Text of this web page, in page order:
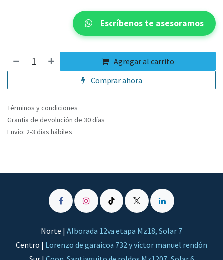
Escríbenos te asesoramos​
Agregar al carrito
Comprar ahora
Términos y condiciones
Grantía de devolución de 30 días
Envío: 2-3 días hábiles
Norte | Alborada 12va etapa Mz18, Solar 7
Centro | Lorenzo de garaicoa 732 y víctor manuel rendón